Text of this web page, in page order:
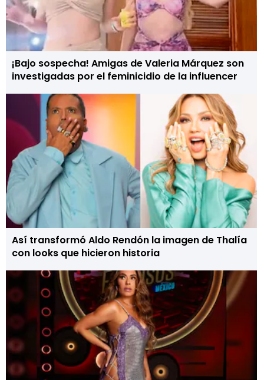
¡Bajo sospecha! Amigas de Valeria Márquez son
investigadas por el feminicidio de la influencer
Así transformó Aldo Rendón la imagen de Thalía
con looks que hicieron historia